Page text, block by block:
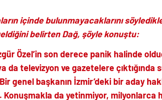
içinde bulunmayacaklarını
belirten Dağ, şöyle konuştu:
Özel’in son derece panik halinde
da televizyon ve gazetelere çıktığında
genel başkanın İzmir’deki bir aday
Konuşmakla da yetinmiyor, milyonlarca